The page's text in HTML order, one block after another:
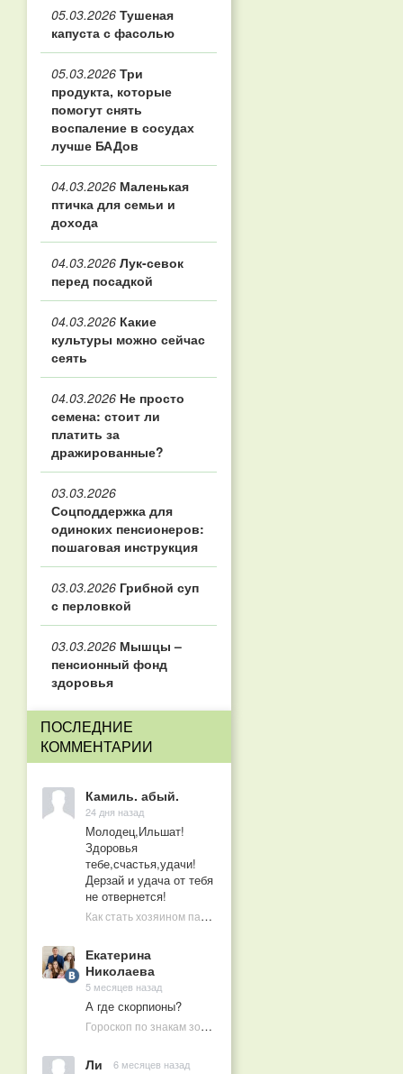
05.03.2026 Тушеная
капуста с фасолью
05.03.2026 Три
продукта, которые
помогут снять
воспаление в сосудах
лучше БАДов
04.03.2026 Маленькая
птичка для семьи и
дохода
04.03.2026 Лук-севок
перед посадкой
04.03.2026 Какие
культуры можно сейчас
сеять
04.03.2026 Не просто
семена: стоит ли
платить за
дражированные?
03.03.2026
Соцподдержка для
одиноких пенсионеров:
пошаговая инструкция
03.03.2026 Грибной суп
с перловкой
03.03.2026 Мышцы –
пенсионный фонд
здоровья
ПОСЛЕДНИЕ
КОММЕНТАРИИ
Камиль. абый.
24 дня назад
Молодец,Ильшат!
Здоровья
тебе,счастья,удачи!
Дерзай и удача от тебя
не отвернется!
Как стать хозяином пасеки в 10 лет
Екатерина
Николаева
5 месяцев назад
А где скорпионы?
Гороскоп по знакам зодиака на 2026 год
Ли 6 месяцев назад